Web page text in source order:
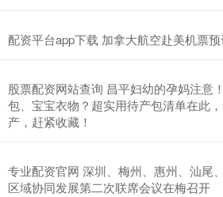
配资平台app下载 加拿大航空赴美机票
股票配资网站查询 昌平妇幼的孕妈注意
包、宝宝衣物？超实用待产包清单在此
产，赶紧收藏！
专业配资官网 深圳、梅州、惠州、汕尾
区域协同发展第二次联席会议在梅召开